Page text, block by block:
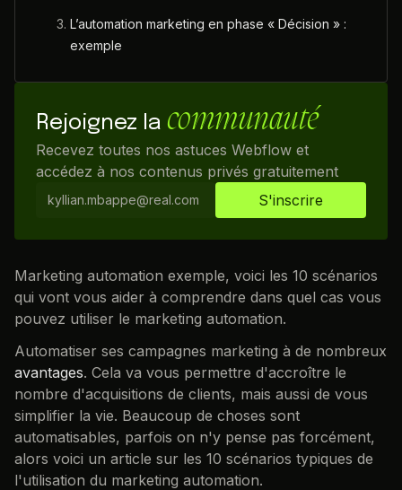
L’automation marketing en phase « Décision » :
exemple
Rejoignez la communauté
Recevez toutes nos astuces Webflow et
accédez à nos contenus privés gratuitement
Marketing automation exemple, voici les 10 scénarios
qui vont vous aider à comprendre dans quel cas vous
pouvez utiliser le marketing automation.
Automatiser ses campagnes marketing à de nombreux
avantages. Cela va vous permettre d'accroître le
nombre d'acquisitions de clients, mais aussi de vous
simplifier la vie. Beaucoup de choses sont
automatisables, parfois on n'y pense pas forcément,
alors voici un article sur les 10 scénarios typiques de
l'utilisation du marketing automation.